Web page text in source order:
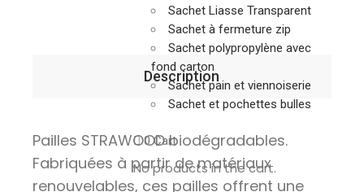
Sachet Liasse Transparent
Sachet à fermeture zip
Sachet polypropylène avec
fond carton
Sachet pain et viennoiserie
Sachet et pochettes bulles
0 Cart
No products in the cart.
Description
Pailles STRAWOOD biodégradables.
Fabriquées à partir de matériaux
renouvelables, ces pailles offrent une